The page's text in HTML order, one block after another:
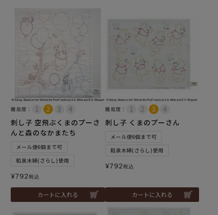
難易度：
刺し子 空飛ぶくまのプーさ
んと森のなかまたち
メール便6個まで可
和泉木綿(さらし)使用
¥792税込
カートに入れる
難易度：
刺し子 くまのプーさん
メール便6個まで可
和泉木綿(さらし)使用
¥792税込
カートに入れる